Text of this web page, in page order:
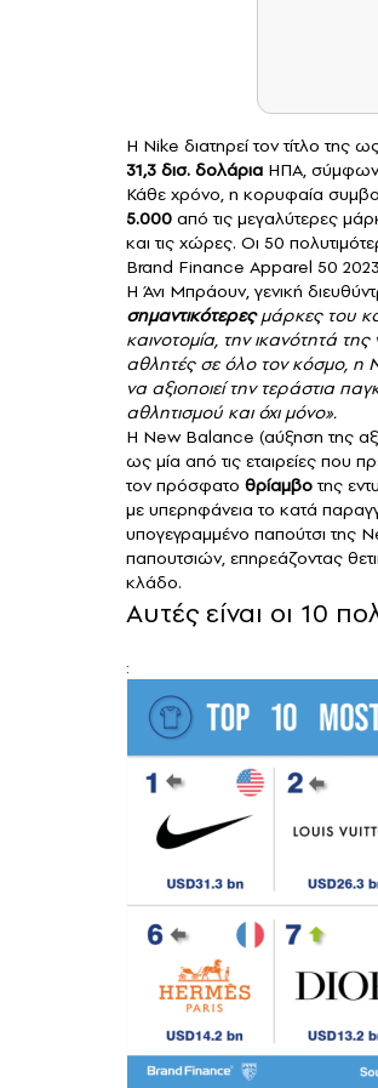
Η Nike διατηρεί τον τίτλο της
31,3 δισ. δολάρια ΗΠΑ,
Κάθε χρόνο, η κορυφαία
5.000 από τις μεγαλύτερες
και τις χώρες. Οι 50
Brand Finance Apparel 50
Η Άνι Μπράουν, γενική
σημαντικότερεςμάρκες του
καινοτομία, την ικανότητά
αθλητές σε όλο τον κόσμο, η
να αξιοποιεί την τεράστια
αθλητισμού και όχι μόνο».
Η New Balance (αύξηση της
ως μία από τις εταιρείες που
τον πρόσφατο θρίαμβοτης
με υπερηφάνεια το κατά
υπογεγραμμένο παπούτσι της
παπουτσιών, επηρεάζοντας
κλάδο.
Αυτές είναι οι 10
: